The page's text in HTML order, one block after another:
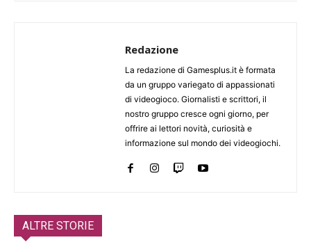
Redazione
La redazione di Gamesplus.it è formata
da un gruppo variegato di appassionati
di videogioco. Giornalisti e scrittori, il
nostro gruppo cresce ogni giorno, per
offrire ai lettori novità, curiosità e
informazione sul mondo dei videogiochi.
ALTRE STORIE